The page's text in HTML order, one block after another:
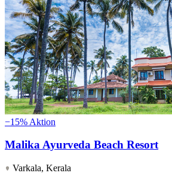
−15% Aktion
Malika Ayurveda Beach Resort
Varkala, Kerala